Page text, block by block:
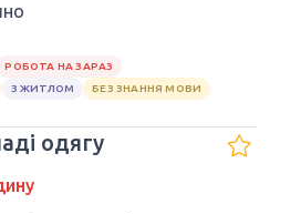
РОБОТА НА ЗАРАЗ
З ЖИТЛОМ БЕЗ ЗНАННЯ МОВИ
одягу